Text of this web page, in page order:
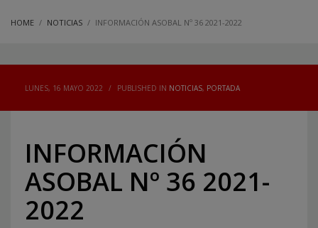
HOME NOTICIAS INFORMACIÓN ASOBAL Nº 36 2021-2022
LUNES, 16 MAYO 2022 / PUBLISHED IN NOTICIAS, PORTADA
INFORMACIÓN
ASOBAL Nº 36 2021-
2022